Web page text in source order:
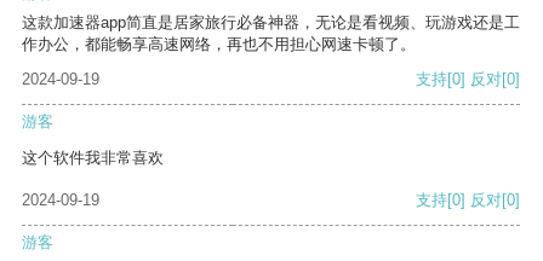
这款加速器app简直是居家旅行必备神器，无论是看视频、玩游戏还是工
作办公，都能畅享高速网络，再也不用担心网速卡顿了。
2024-09-19
支持[0] 反对[0]
游客
这个软件我非常喜欢
2024-09-19 支持[0] 反对[0]
游客